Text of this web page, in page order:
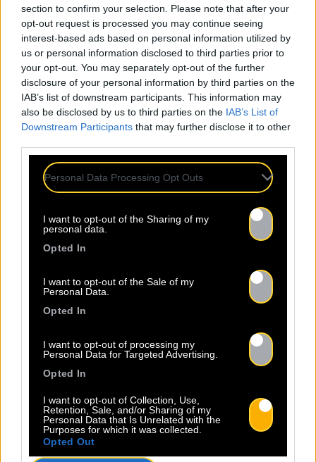
section to confirm your selection. Please note that after your
opt-out request is processed you may continue seeing
interest-based ads based on personal information utilized by
us or personal information disclosed to third parties prior to
your opt-out. You may separately opt-out of the further
disclosure of your personal information by third parties on the
IAB’s list of downstream participants. This information may
also be disclosed by us to third parties on the IAB’s List of
Downstream Participants that may further disclose it to other
Personal Data Processing Opt Outs
I want to opt-out of the Sharing of my
personal data.
Opted In
I want to opt-out of the Sale of my
Personal Data.
Opted In
I want to opt-out of processing my
Personal Data for Targeted Advertising.
Opted In
I want to opt-out of Collection, Use,
Retention, Sale, and/or Sharing of my
Personal Data that Is Unrelated with the
Purposes for which it was collected.
Opted Out
Calendrier
Date limite de candidature : 1er mars 2026 à
00h00.
Annonce de la sélection : Début mars 2026.